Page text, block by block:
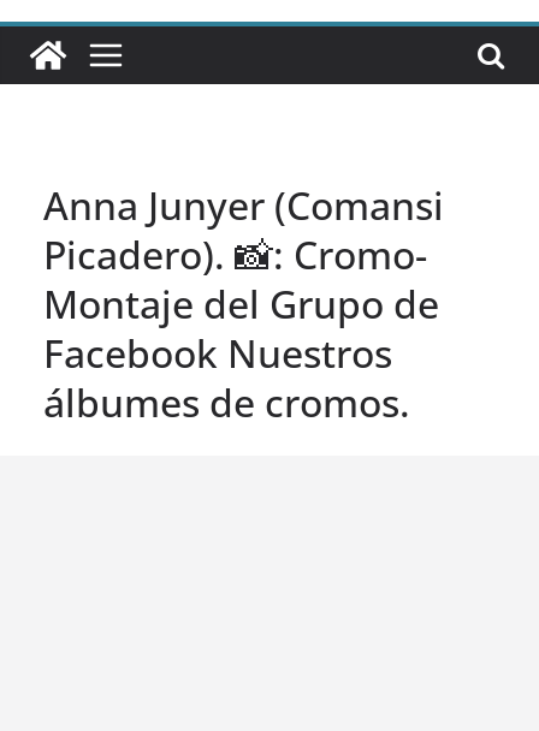
Anna Junyer (Comansi
Picadero). 📸: Cromo-
Montaje del Grupo de
Facebook Nuestros
álbumes de cromos.